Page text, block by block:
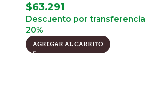
$63.291
Descuento por transferencia
20%
AGREGAR AL CARRITO